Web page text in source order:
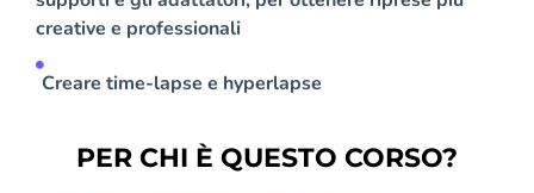
creative e professionali
Creare time-lapse e hyperlapse
PER CHI È QUESTO CORSO?